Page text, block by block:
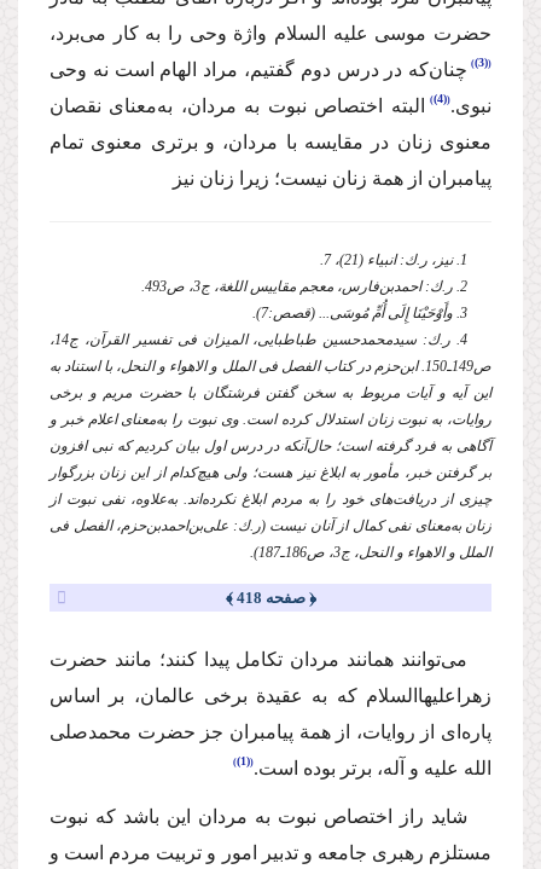
حضرت موسی علیه السلام واژة وحی را به كار می‌برد،
(3)
چنان‌كه در درس دوم گفتیم، مراد الهام است نه وحی
نبوی. (4)
البته اختصاص نبوت به مردان، به‌معنای نقصان
معنوی زنان در مقایسه با مردان، و برتری معنوی تمام
پیامبران از همة زنان نیست؛ زیرا زنان نیز
1. نیز، ر.ك: انبیاء (21)، 7.
2. ر.ك: احمد‌بن‌فارس، معجم مقاییس اللغة، ج3، ص493.
3. وأَوْحَیْنَا إِلَی أُمِّ مُوسَی... (قصص:7).
4. ر.ك: سیدمحمدحسین طباطبایی، المیزان فی تفسیر القرآن، ج14،
ص149ـ150. ابن‌حزم در كتاب الفصل فی الملل و الاهواء و النحل، با استناد به
این آیه و آیات مربوط به سخن گفتن فرشتگان با حضرت مریم و برخی
روایات، به نبوت زنان استدلال كرده است. وی نبوت را به‌معنای اعلام خبر و
آگاهی به فرد گرفته است؛ حال‌آنكه در درس اول بیان كردیم كه نبی افزون
بر گرفتن خبر، مأمور به ابلاغ نیز هست؛ ولی هیچ‌كدام از این زنان بزرگوار
چیزی از دریافت‌های خود را به مردم ابلاغ نكرده‌اند. به‌علاوه، نفی نبوت از
زنان به‌معنای نفی كمال از آنان نیست (ر.ك: علی‌بن‌احمدبن‌حزم، الفصل فی
الملل و الاهواء و النحل، ج3، ص186ـ187).
﴿ صفحه 418 ﴾
می‌توانند همانند مردان تكامل پیدا كنند؛ مانند حضرت
زهرا
علیهاالسلام كه به ‌عقیدة برخی عالمان، بر اساس
پاره‌ای از روایات، از همة پیامبران جز حضرت محمدصلی
الله علیه و آله، برتر بوده است. (1)
شاید راز اختصاص نبوت به مردان این باشد كه نبوت
مستلزم رهبری جامعه و تدبیر امور و تربیت مردم است و